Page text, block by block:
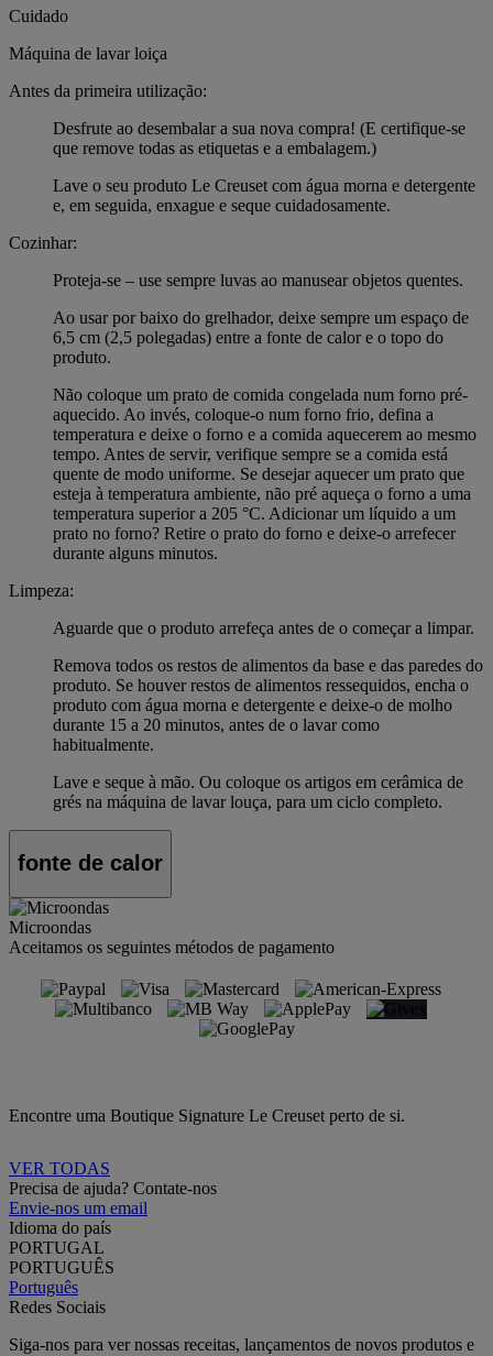
Cuidado
Máquina de lavar loiça
Antes da primeira utilização:
Desfrute ao desembalar a sua nova compra! (E certifique-se
que remove todas as etiquetas e a embalagem.)
Lave o seu produto Le Creuset com água morna e detergente
e, em seguida, enxague e seque cuidadosamente.
Cozinhar:
Proteja-se – use sempre luvas ao manusear objetos quentes.
Ao usar por baixo do grelhador, deixe sempre um espaço de
6,5 cm (2,5 polegadas) entre a fonte de calor e o topo do
produto.
Não coloque um prato de comida congelada num forno pré-
aquecido. Ao invés, coloque-o num forno frio, defina a
temperatura e deixe o forno e a comida aquecerem ao mesmo
tempo. Antes de servir, verifique sempre se a comida está
quente de modo uniforme. Se desejar aquecer um prato que
esteja à temperatura ambiente, não pré aqueça o forno a uma
temperatura superior a 205 °C. Adicionar um líquido a um
prato no forno? Retire o prato do forno e deixe-o arrefecer
durante alguns minutos.
Limpeza:
Aguarde que o produto arrefeça antes de o começar a limpar.
Remova todos os restos de alimentos da base e das paredes do
produto. Se houver restos de alimentos ressequidos, encha o
produto com água morna e detergente e deixe-o de molho
durante 15 a 20 minutos, antes de o lavar como
habitualmente.
Lave e seque à mão. Ou coloque os artigos em cerâmica de
grés na máquina de lavar louça, para um ciclo completo.
fonte de calor
Microondas
Aceitamos os seguintes métodos de pagamento
Encontre uma Boutique Signature Le Creuset perto de si.
VER TODAS
Precisa de ajuda? Contate-nos
Envie-nos um email
Idioma do país
PORTUGAL
PORTUGUÊS
Português
Redes Sociais
Siga-nos para ver nossas receitas, lançamentos de novos produtos e